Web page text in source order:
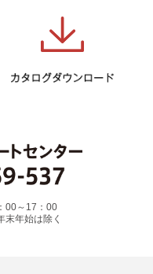
00～17：00
年始は除く